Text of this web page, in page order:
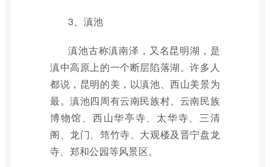
3、滇池
滇池古称滇南泽，又名昆明湖，是
滇中高原上的一个断层陷落湖。许多人
都说，昆明的美，以滇池、西山美景为
最。滇池四周有云南民族村、云南民族
博物馆、西山华亭寺、太华寺、三清
阁、龙门、筇竹寺、大观楼及晋宁盘龙
寺、郑和公园等风景区。